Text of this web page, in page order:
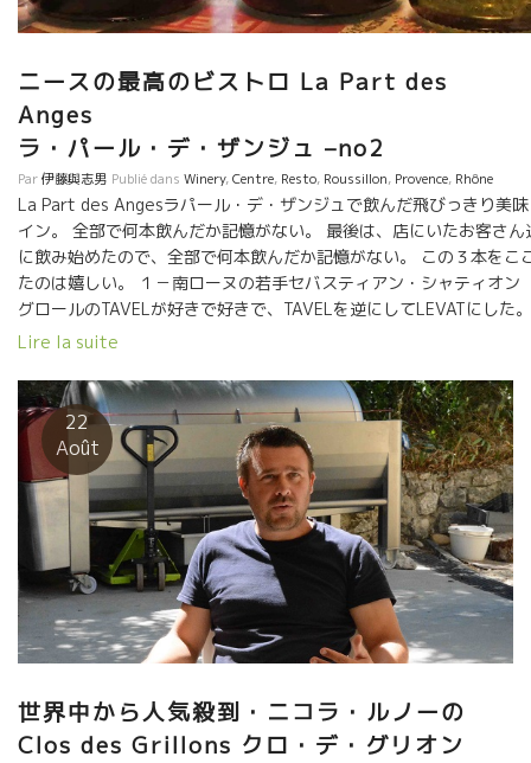
ニースの最高のビストロ La Part des
ラ・パール・デ・ザンジュ –no2
Par伊藤與志男 Publié dans Winery,Centre, Resto, Roussillon, Provence, Rhône
La Part des Angesラパール・デ・ザンジュで飲んだ飛びっきり美
イン。 全部で何本飲んだか記憶がない。 最後は、店にいたお客さん
に飲み始めたので、全部で何本飲んだか記憶がない。 この３本をこ
たのは嬉しい。 １－南ローヌの若手セバスティアン・シャティ
グロールのTAVELが好きで好きで、TAVELを逆にしてLEVATにした
ん中のKM31 Yoyoのワインはブラインドテースティングで出て
当てました。 ３－右のオヴェルニュ地方のトビッキリ美味しいワイ
Maupertuis NEYROU-PLAGE 葡萄園がまるっきり海の浜のよう
土壌。どこまでも繊細さワインができる。
Lire la suite
22
Août
世界中から人気殺到・ニコラ・ルノーの
Clos des Grillons クロ・デ・グリオン